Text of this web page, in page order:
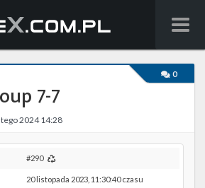
0
7-7
2024 14:28
#290
20 listopada 2023, 11:30:40 czasu